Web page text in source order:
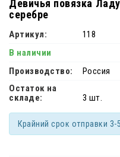
Девичья повязка
серебре
Артикул:
118
В наличии
Производство:
Россия
Остаток на
складе:
3 шт.
Крайний срок отправки 3-